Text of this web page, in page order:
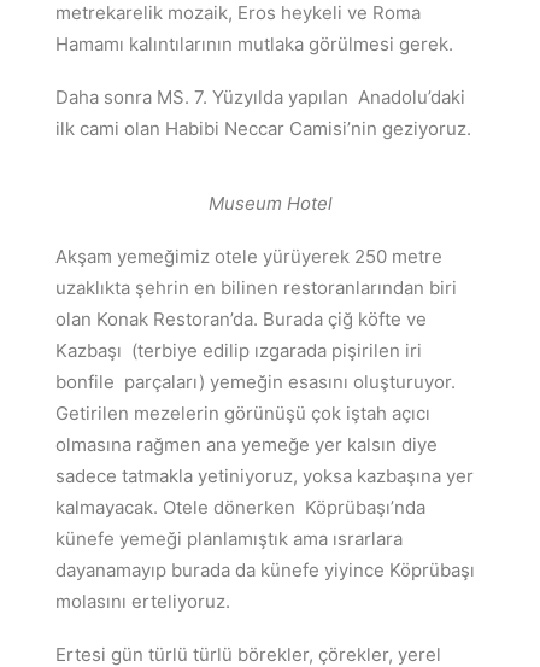
metrekarelik mozaik, Eros heykeli ve Roma
Hamamı kalıntılarının mutlaka görülmesi gerek.
Daha sonra MS. 7. Yüzyılda yapılan Anadolu’daki
ilk cami olan Habibi Neccar Camisi’nin geziyoruz.
Museum Hotel
Akşam yemeğimiz otele yürüyerek 250 metre
uzaklıkta şehrin en bilinen restoranlarından biri
olan Konak Restoran’da. Burada çiğ köfte ve
Kazbaşı (terbiye edilip ızgarada pişirilen iri
bonfile parçaları) yemeğin esasını oluşturuyor.
Getirilen mezelerin görünüşü çok iştah açıcı
olmasına rağmen ana yemeğe yer kalsın diye
sadece tatmakla yetiniyoruz, yoksa kazbaşına yer
kalmayacak. Otele dönerken Köprübaşı’nda
künefe yemeği planlamıştık ama ısrarlara
dayanamayıp burada da künefe yiyince Köprübaşı
molasını erteliyoruz.
Ertesi gün türlü türlü börekler, çörekler, yerel